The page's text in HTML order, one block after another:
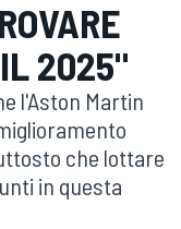
2025"
l'Aston Martin
che lottare
in questa